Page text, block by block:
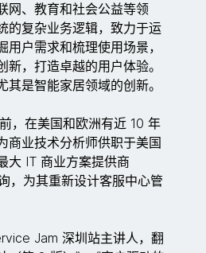
网、教育和社会公益等领
的复杂业务逻辑，致力于运
户需求和梳理使用场景，
，打造卓越的用户体验。
其是智能家居领域的创新。
，在美国和欧洲有近 10 年
商业技术分析师供职于美国
大 IT 商业方案提供商
，为其重新设计客服中心管
Jam 深圳站主讲人，翻